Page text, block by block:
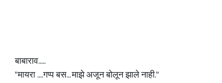
बाबाराव.....
"मायरा ....गप्प बस... माझे अजून बोलून झाले नाही."